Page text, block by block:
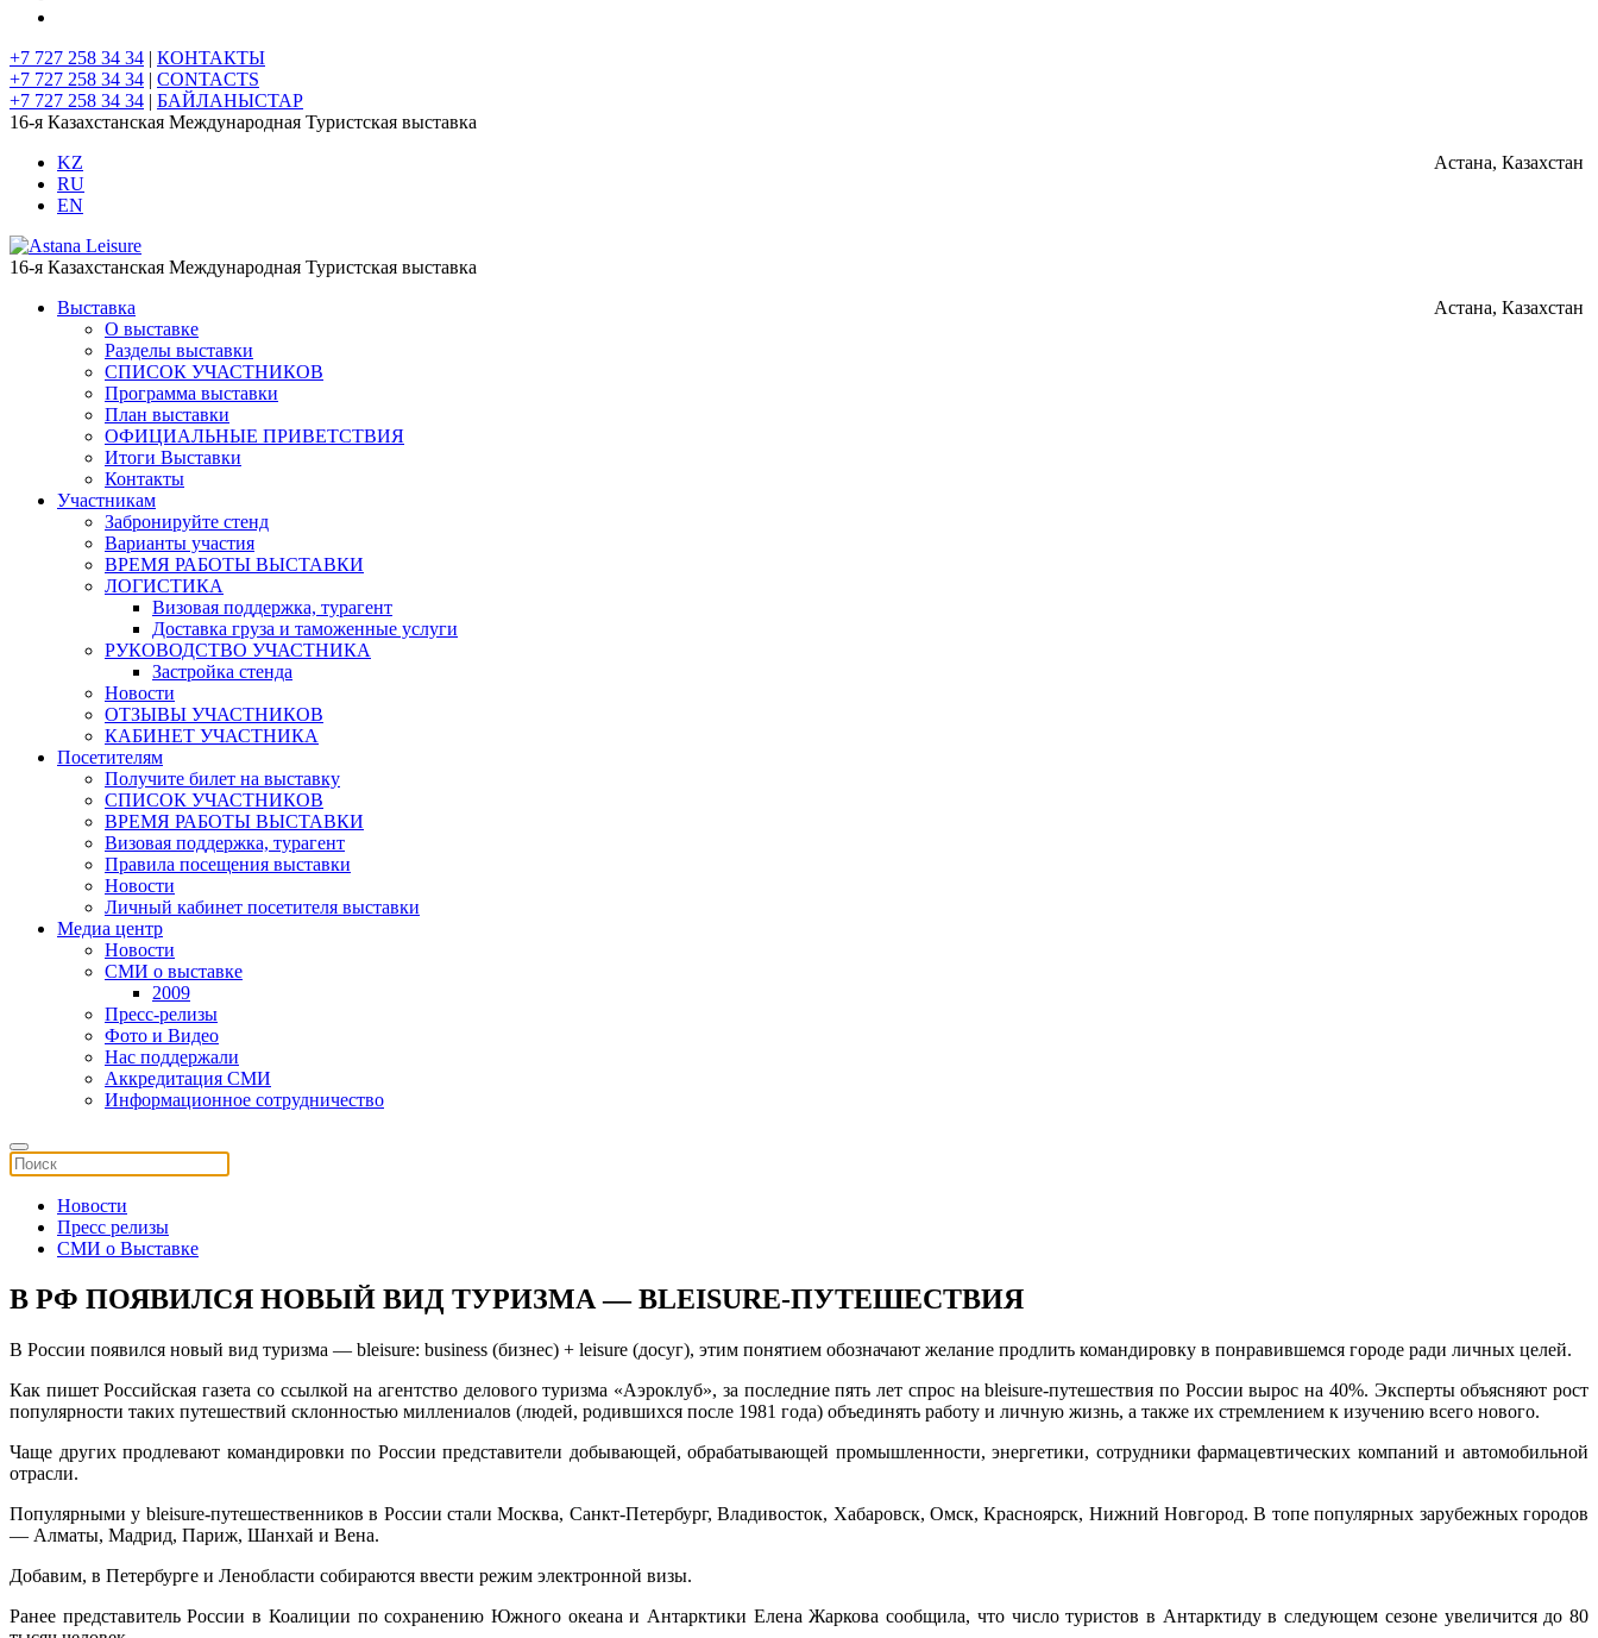
+7 727 258 34 34 | КОНТАКТЫ
+7 727 258 34 34 | CONTACTS
+7 727 258 34 34 | БАЙЛАНЫСТАР
16-я Казахстанская Международная Туристская выставка
Астана, Казахстан
KZ
RU
EN
16-я Казахстанская Международная Туристская выставка
Астана, Казахстан
Выставка
О выставке
Разделы выставки
СПИСОК УЧАСТНИКОВ
Программа выставки
План выставки
ОФИЦИАЛЬНЫЕ ПРИВЕТСТВИЯ
Итоги Выставки
Контакты
Участникам
Забронируйте стенд
Варианты участия
ВРЕМЯ РАБОТЫ ВЫСТАВКИ
ЛОГИСТИКА
Визовая поддержка, турагент
Доставка груза и таможенные услуги
РУКОВОДСТВО УЧАСТНИКА
Застройка стенда
Новости
ОТЗЫВЫ УЧАСТНИКОВ
КАБИНЕТ УЧАСТНИКА
Посетителям
Получите билет на выставку
СПИСОК УЧАСТНИКОВ
ВРЕМЯ РАБОТЫ ВЫСТАВКИ
Визовая поддержка, турагент
Правила посещения выставки
Новости
Личный кабинет посетителя выставки
Медиа центр
Новости
СМИ о выставке
2009
Пресс-релизы
Фото и Видео
Нас поддержали
Аккредитация СМИ
Информационное сотрудничество
Новости
Пресс релизы
СМИ о Выставке
В РФ ПОЯВИЛСЯ НОВЫЙ ВИД ТУРИЗМА — BLEISURE-ПУТЕШЕСТВИЯ
В России появился новый вид туризма — bleisure: business (бизнес) + leisure (досуг), этим понятием обозначают желание продлить командировку в понравившемся городе ради личных целей.
Как пишет Российская газета со ссылкой на агентство делового туризма «Аэроклуб», за последние пять лет спрос на bleisure-путешествия по России вырос на 40%. Эксперты объясняют рост
популярности таких путешествий склонностью миллениалов (людей, родившихся после 1981 года) объединять работу и личную жизнь, а также их стремлением к изучению всего нового.
Чаще других продлевают командировки по России представители добывающей, обрабатывающей промышленности, энергетики, сотрудники фармацевтических компаний и автомобильной
отрасли.
Популярными у bleisure-путешественников в России стали Москва, Санкт-Петербург, Владивосток, Хабаровск, Омск, Красноярск, Нижний Новгород. В топе популярных зарубежных городов
— Алматы, Мадрид, Париж, Шанхай и Вена.
Добавим, в Петербурге и Ленобласти собираются ввести режим электронной визы.
Ранее представитель России в Коалиции по сохранению Южного океана и Антарктики Елена Жаркова сообщила, что число туристов в Антарктиду в следующем сезоне увеличится до 80